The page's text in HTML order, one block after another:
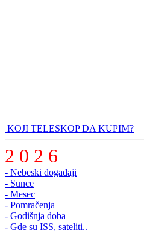
KOJI TELESKOP DA KUPIM?
2 0 2 6
- Nebeski događaji
- Sunce
- Mesec
- Pomračenja
- Godišnja doba
- Gde su ISS, sateliti..